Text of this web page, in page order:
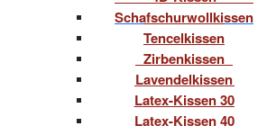
Schafschurwollkissen
Tencelkissen
Zirbenkissen
Lavendelkissen
Latex-Kissen 30
Latex-Kissen 40